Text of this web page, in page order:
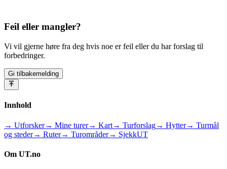
Feil eller mangler?
Vi vil gjerne høre fra deg hvis noe er feil eller du har forslag til
forbedringer.
Gi tilbakemelding
Innhold
→ Utforsker→ Mine turer→ Kart→ Turforslag→ Hytter→ Turmål
og steder→ Ruter→ Turområder→ SjekkUT
Om UT.no